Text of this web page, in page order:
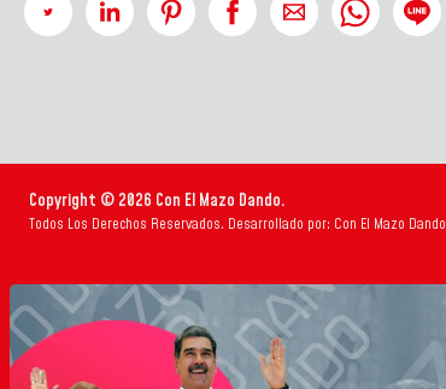
Copyright © 2026 Con El Mazo Dando.
Todos Los Derechos Reservados. Desarrollado por: Con El Mazo Dando